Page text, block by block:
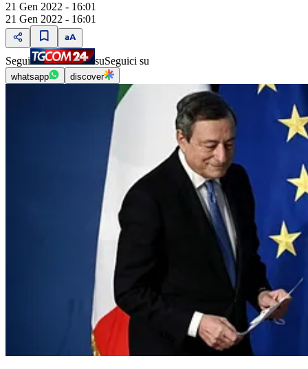
21 Gen 2022 - 16:01
21 Gen 2022 - 16:01
Segui suSeguici su
whatsapp discover